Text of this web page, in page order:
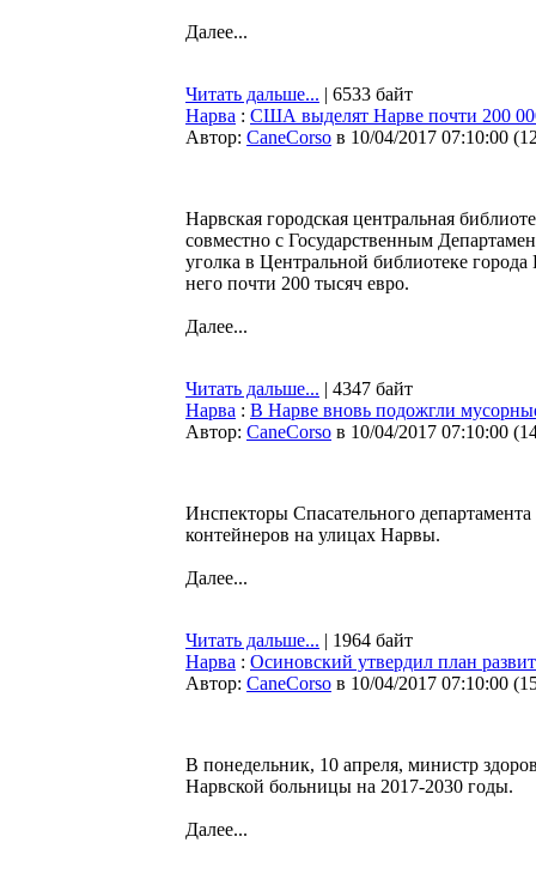
Далее...
Читать дальше... | 6533 байт
Нарва : США выделят Нарве почти 200
Автор: CaneCorso в 10/04/2017 07:10:00 (
Нарвская городская центральная
совместно с Государственным
уголка в Центральной библиотеке
него почти 200 тысяч евро.
Далее...
Читать дальше... | 4347 байт
Нарва : В Нарве вновь подожгли
Автор: CaneCorso в 10/04/2017 07:10:00 (
Инспекторы Спасательного
контейнеров на улицах Нарвы.
Далее...
Читать дальше... | 1964 байт
Нарва : Осиновский утвердил план
Автор: CaneCorso в 10/04/2017 07:10:00 (
В понедельник, 10 апреля, министр
Нарвской больницы на 2017-2030 годы.
Далее...